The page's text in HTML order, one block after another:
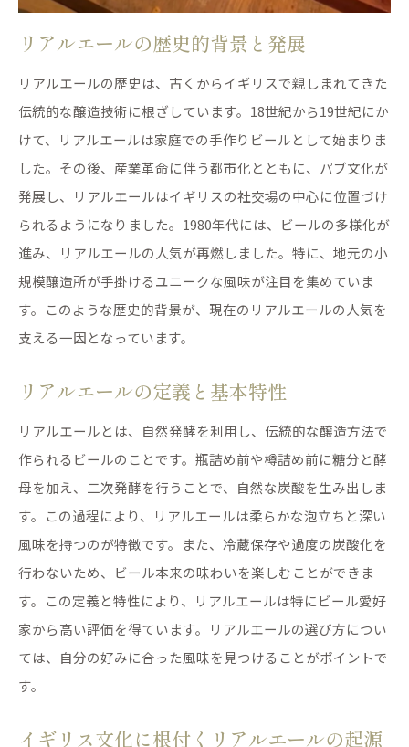
リアルエールの歴史的背景と発展
リアルエールの歴史は、古くからイギリスで親しまれてきた
伝統的な醸造技術に根ざしています。18世紀から19世紀にか
けて、リアルエールは家庭での手作りビールとして始まりま
した。その後、産業革命に伴う都市化とともに、パブ文化が
発展し、リアルエールはイギリスの社交場の中心に位置づけ
られるようになりました。1980年代には、ビールの多様化が
進み、リアルエールの人気が再燃しました。特に、地元の小
規模醸造所が手掛けるユニークな風味が注目を集めていま
す。このような歴史的背景が、現在のリアルエールの人気を
支える一因となっています。
リアルエールの定義と基本特性
リアルエールとは、自然発酵を利用し、伝統的な醸造方法で
作られるビールのことです。瓶詰め前や樽詰め前に糖分と酵
母を加え、二次発酵を行うことで、自然な炭酸を生み出しま
す。この過程により、リアルエールは柔らかな泡立ちと深い
風味を持つのが特徴です。また、冷蔵保存や過度の炭酸化を
行わないため、ビール本来の味わいを楽しむことができま
す。この定義と特性により、リアルエールは特にビール愛好
家から高い評価を得ています。リアルエールの選び方につい
ては、自分の好みに合った風味を見つけることがポイントで
す。
イギリス文化に根付くリアルエールの起源